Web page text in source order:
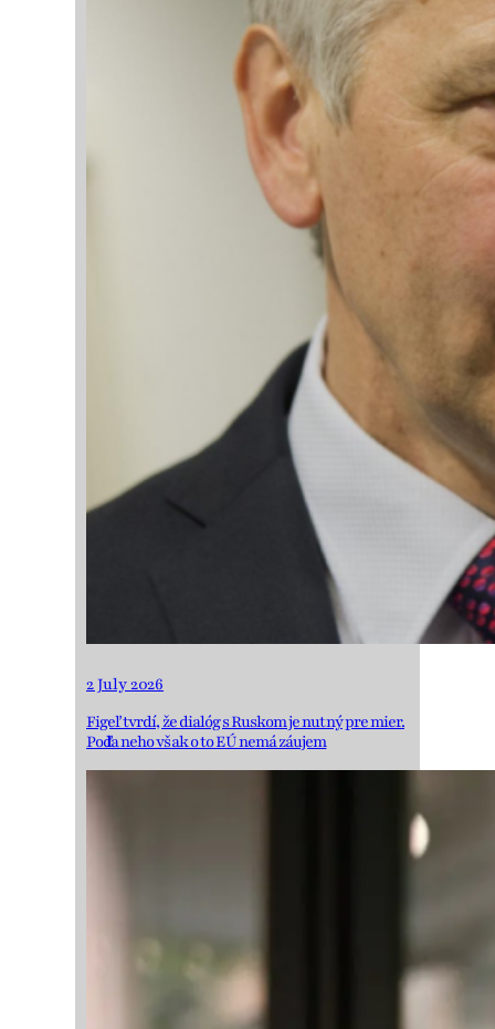
2 July 2026
Figeľ tvrdí, že dialóg s Ruskom je nutný pre mier.
Podľa neho však o to EÚ nemá záujem